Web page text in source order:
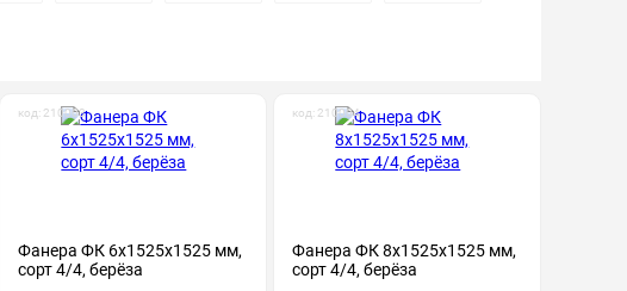
код: 210003
Фанера ФК 6х1525х1525 мм,
сорт 4/4, берёза
код: 210004
Фанера ФК 8х1525х1525 мм,
сорт 4/4, берёза